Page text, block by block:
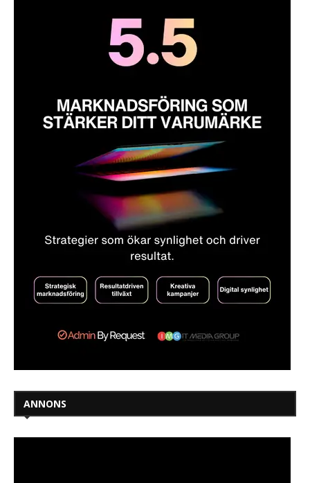
ANNONS